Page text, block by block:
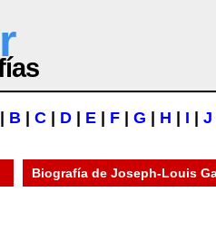
B C D E F G H I J
Biografía de Joseph-Louis